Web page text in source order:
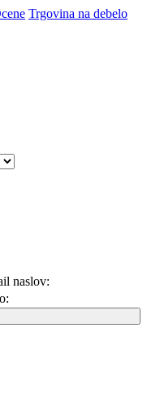
Trgovina na debelo
naslov: